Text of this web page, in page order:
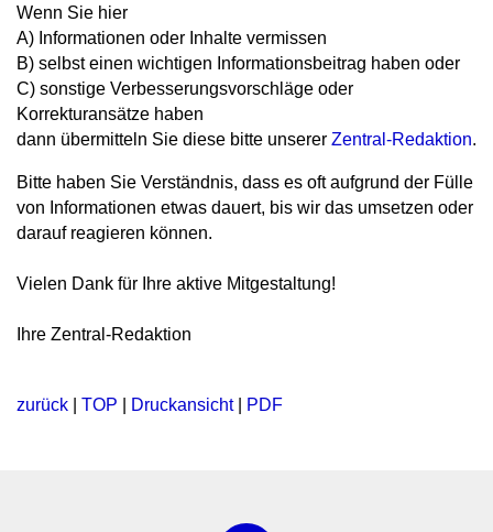
Wenn Sie hier
A) Informationen oder Inhalte vermissen
B) selbst einen wichtigen Informationsbeitrag haben oder
C) sonstige Verbesserungsvorschläge oder
Korrekturansätze haben
dann übermitteln Sie diese bitte unserer Zentral-Redaktion.
Bitte haben Sie Verständnis, dass es oft aufgrund der Fülle
von Informationen etwas dauert, bis wir das umsetzen oder
darauf reagieren können.
Vielen Dank für Ihre aktive Mitgestaltung!
Ihre Zentral-Redaktion
zurück TOP Druckansicht| PDF